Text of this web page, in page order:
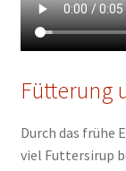
Fütterung
Durch das frühe
viel Futtersirup